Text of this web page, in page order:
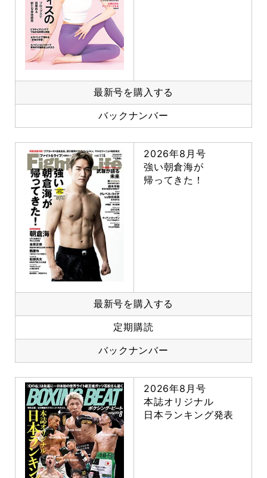
最新号を購入する
バックナンバー
2026年8月号
強い朝倉海が
帰ってきた！
最新号を購入する
定期購読
バックナンバー
2026年8月号
本誌オリジナル
日本ランキング発表